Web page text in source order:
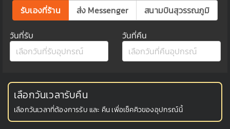
รับเองที่ร้าน
ส่ง Messenger สนามบินสุวรรณภูมิ
วันที่รับ วันที่คืน
เลือกวันเวลารับคืน
เลือกวันเวลาที่ต้องการรับ และ คืน เพื่อเช็คคิวของอุปกรณ์นี้